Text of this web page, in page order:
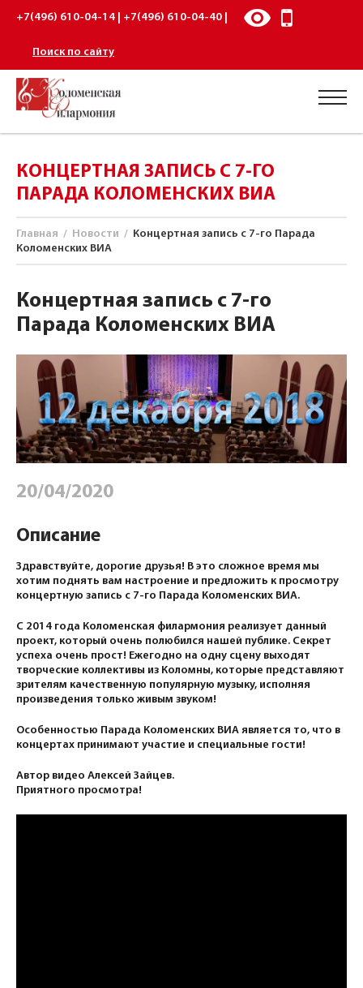
+7(496) 610-04-14 | +7(496) 610-04-40 |
Поиск по сайту
КОНЦЕРТНАЯ ЗАПИСЬ С 7-ГО
ПАРАДА КОЛОМЕНСКИХ ВИА
Главная / Новости / Концертная запись с 7-го Парада
Коломенских ВИА
Концертная запись с 7-го
Парада Коломенских ВИА
20/04/2020
Описание
Здравствуйте, дорогие друзья! В это сложное время мы
хотим поднять вам настроение и предложить к просмотру
концертную запись с 7-го Парада Коломенских ВИА.
С 2014 года Коломенская филармония реализует данный
проект, который очень полюбился нашей публике. Секрет
успеха очень прост! Ежегодно на одну сцену выходят
творческие коллективы из Коломны, которые представляют
зрителям качественную популярную музыку, исполняя
произведения только живым звуком!
Особенностью Парада Коломенских ВИА является то, что в
концертах принимают участие и специальные гости!
Автор видео Алексей Зайцев.
Приятного просмотра!